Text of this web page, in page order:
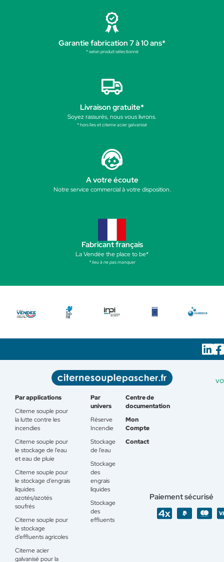
Garantie fabrication 7 à 10 ans*
* selon produit sélectionné
Livraison gratuite*
Soyez rassurés, nous vous livrons.
* hors îles et citerne acier galvanisé
A votre écoute
Notre service commercial à votre disposition.
Fabricant français
La Vendée the place to be*
* lieu à ne pas manquer
Par applications
Citerne souple pour
la lutte contre les
incendies
Citerne souple pour
le stockage de l’eau
et eau de pluie
Citerne souple pour
le stockage d’engrais
liquides
azotés/azotés
soufrés
Citerne souple pour
le stockage
d’effluents agricoles
Citerne acier
galvanisé pour la
Par
univers
Réserve
Incendie
Stockage
de l’eau
Stockage
des
engrais
liquides
Stockage
des
effluents
Centre de
documentation
Mon
Compte
Contact
Paiement sécurisé